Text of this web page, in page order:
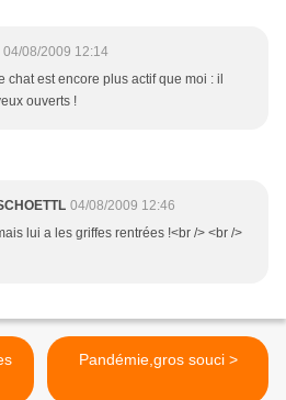
04/08/2009 12:14
chat est encore plus actif que moi : il
ouverts !
04/08/2009 12:46
lui a les griffes rentrées !<br /> <br />
Pandémie,gros souci >